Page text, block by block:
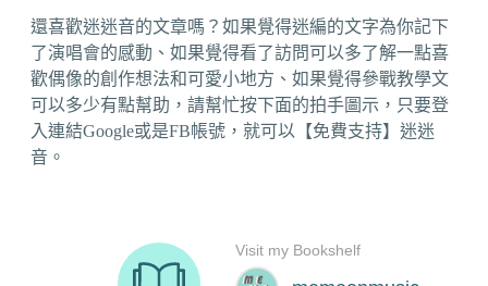
還喜歡迷迷音的文章嗎？如果覺得迷編的文字為你記下
了演唱會的感動、如果覺得看了訪問可以多了解一點喜
歡偶像的創作想法和可愛小地方、如果覺得參戰教學文
可以多少有點幫助，請幫忙按下面的拍手圖示，只要登
入連結Google或是FB帳號，就可以【免費支持】迷迷
音。